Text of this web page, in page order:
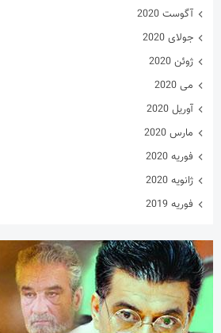
آگوست 2020
جولای 2020
ژوئن 2020
می 2020
آوریل 2020
مارس 2020
فوریه 2020
ژانویه 2020
فوریه 2019